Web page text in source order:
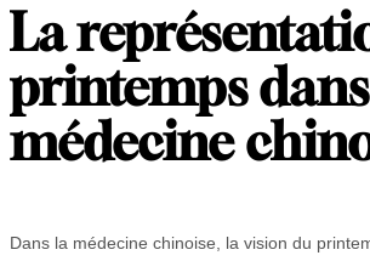
La
printemps
médecine
Dans la médecine chinoise, la vision du